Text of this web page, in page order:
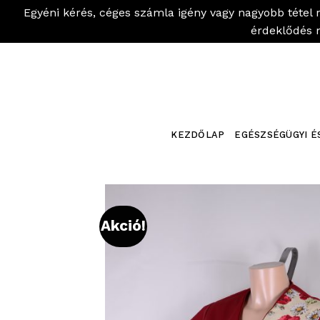
Egyéni kérés, céges számla igény vagy nagyobb
érdeklődés
KEZDŐLAP EGÉSZSÉGÜGYI
Akció!